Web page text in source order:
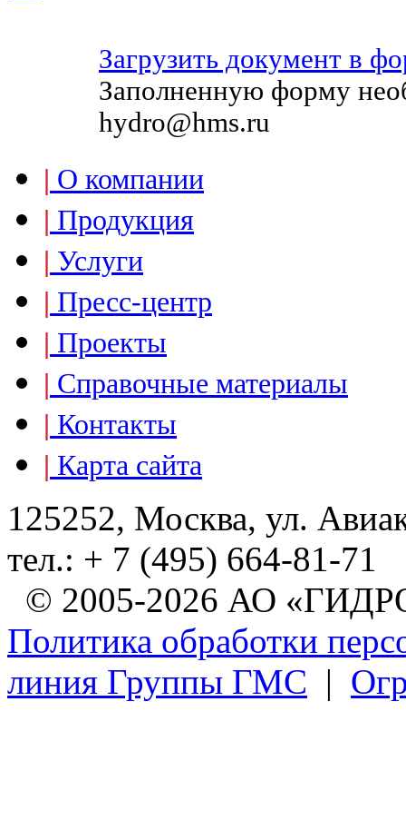
Загрузить документ в
Заполненную форму
hydro@hms.ru
| О компании
| Продукция
| Услуги
| Пресс-центр
| Проекты
| Справочные материалы
| Контакты
| Карта сайта
125252, Москва, ул.
тел.: + 7 (495) 664-81-71
© 2005-2026 АО
Политика обработки
линия Группы ГМС |